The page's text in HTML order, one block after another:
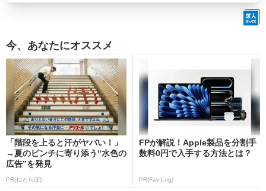
今、あなたにオススメ
「階段を上ると汗がヤバい！」
→夏のピンチに寄り添う“水色の
広告”を発見
PR(ねとらぼ)
FPが解説！Apple製品を分割手
数料0円で入手する方法とは？
PR(Fav-Log)